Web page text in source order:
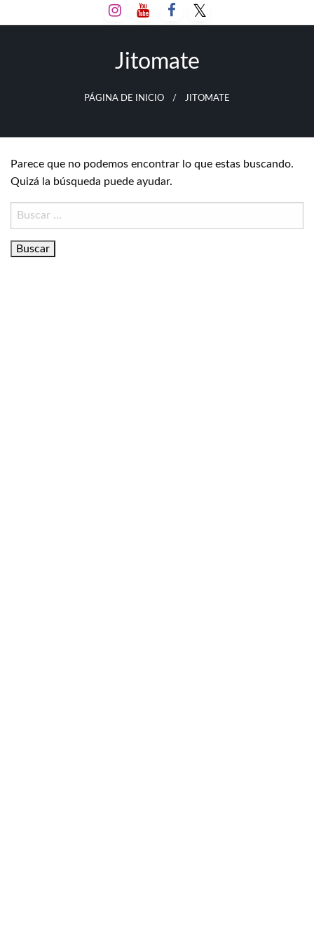
al
Jitomate
PÁGINA DE INICIO JITOMATE
Parece que no podemos encontrar lo que estas buscando.
Quizá la búsqueda puede ayudar.
Buscar: